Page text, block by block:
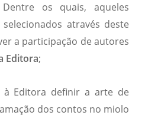
os quais, aqueles
através deste
a participação de autores
Editora;
à Editora definir a arte de
dos contos no miolo